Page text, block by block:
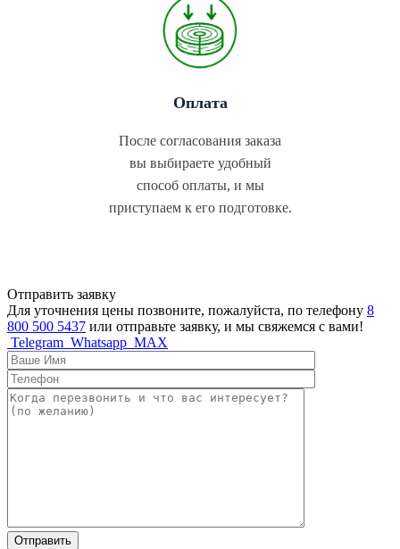
Оплата
После согласования заказа
вы выбираете удобный
способ оплаты, и мы
приступаем к его подготовке.
Отправить заявку
Для уточнения цены позвоните, пожалуйста, по телефону 8
800 500 5437 или отправьте заявку, и мы свяжемся с вами!
Telegram Whatsapp MAX
Отправить